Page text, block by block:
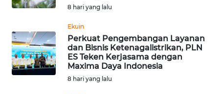
8 hari yang lalu
Ekuin
Perkuat Pengembangan Layanan
dan Bisnis Ketenagalistrikan, PLN
ES Teken Kerjasama dengan
Maxima Daya Indonesia
8 hari yang lalu
OPINI
PERISTIWA
Informasi